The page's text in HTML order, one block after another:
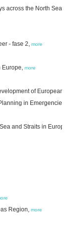
across the North Sea,
- fase 2, more
Europe, more
of European
in
and Straits in
Region, more